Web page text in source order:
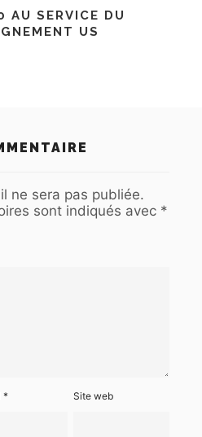
AU SERVICE DU
US
ne sera pas publiée.
sont indiqués avec *
* Site web